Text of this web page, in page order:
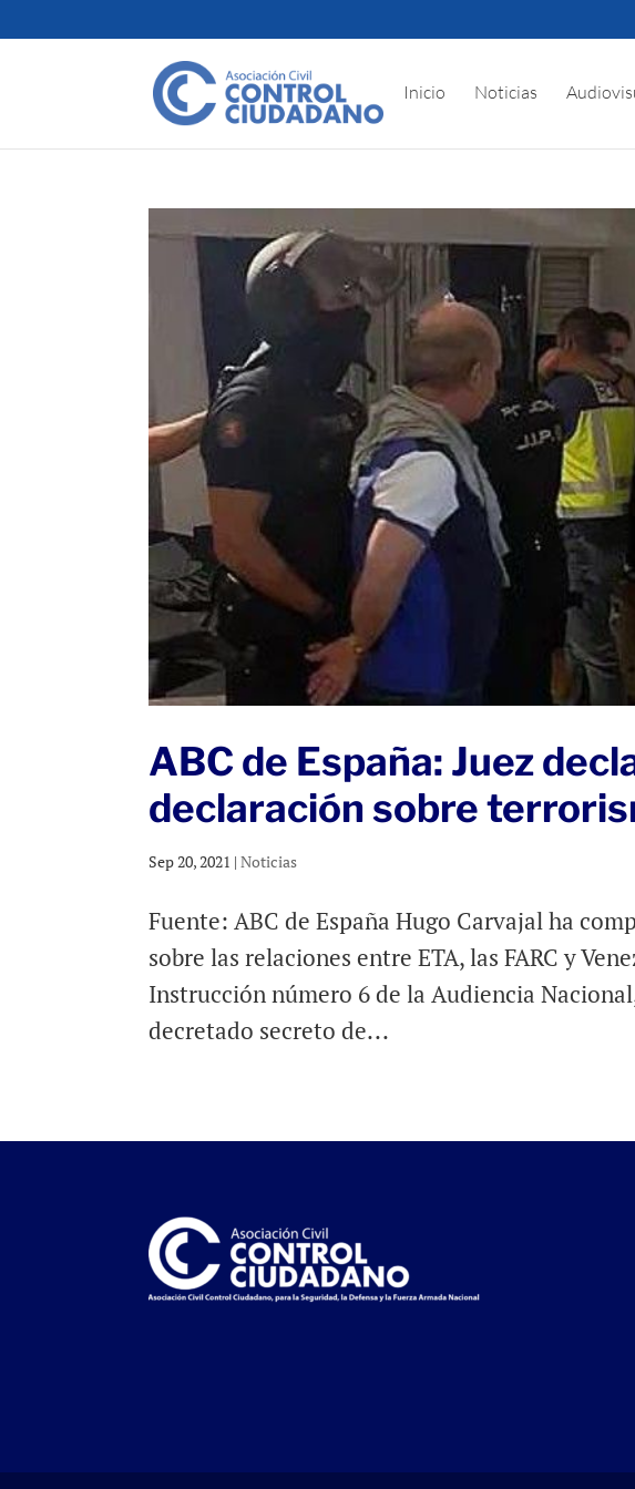
Inicio Noticias
ABC de España: Juez
declaración sobre
Sep 20, 2021 |Noticias
Fuente: ABC de España Hugo Carvajal ha
sobre las relaciones entre ETA, las FARC y
Instrucción número 6 de la Audiencia
decretado secreto de...